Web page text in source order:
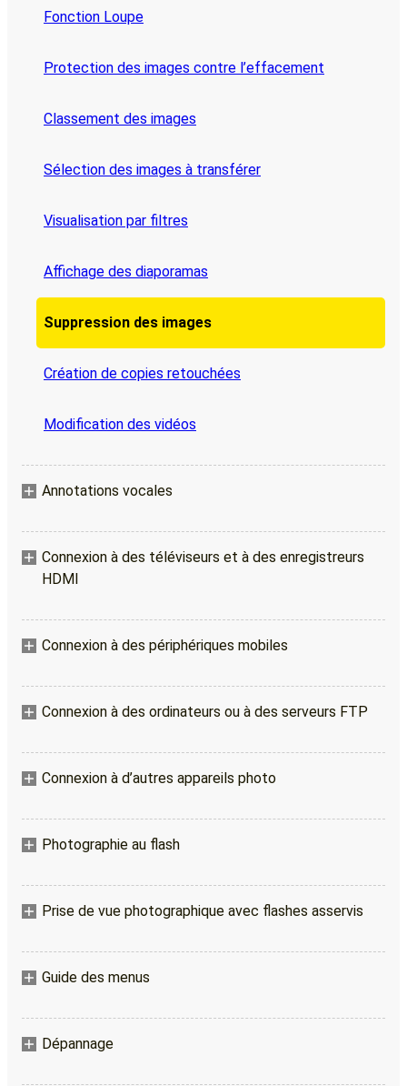
Fonction Loupe
Protection des images contre l’effacement
Classement des images
Sélection des images à transférer
Visualisation par filtres
Affichage des diaporamas
Suppression des images
Création de copies retouchées
Modification des vidéos
Annotations vocales
Connexion à des téléviseurs et à des enregistreurs
HDMI
Connexion à des périphériques mobiles
Connexion à des ordinateurs ou à des serveurs FTP
Connexion à d’autres appareils photo
Photographie au flash
Prise de vue photographique avec flashes asservis
Guide des menus
Dépannage